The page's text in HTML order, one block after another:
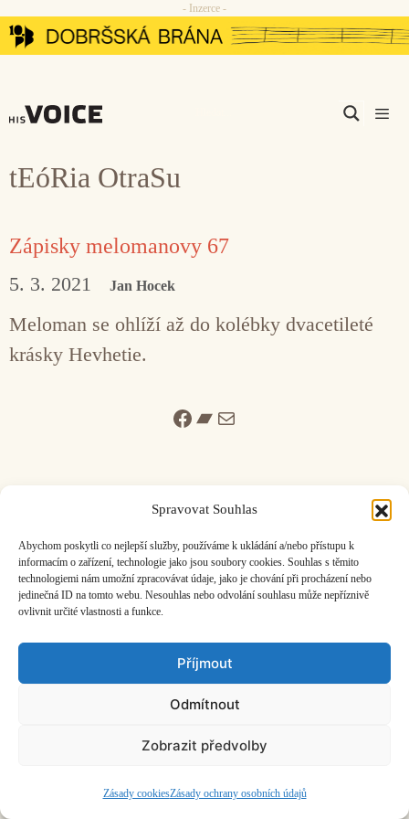
Spravovat Souhlas
Abychom poskytli co nejlepší služby, používáme k ukládání a/nebo přístupu k
informacím o zařízení, technologie jako jsou soubory cookies. Souhlas s těmito
technologiemi nám umožní zpracovávat údaje, jako je chování při procházení nebo
jedinečná ID na tomto webu. Nesouhlas nebo odvolání souhlasu může nepříznivě
ovlivnit určité vlastnosti a funkce.
Příjmout
Odmítnout
Zobrazit předvolby
Zásady cookiesZásady ochrany osobních údajů
Přeskočit
na
- Inzerce -
tEóRia OtraSu
Zápisky melomanovy 67
5. 3. 2021 Jan Hocek
Meloman se ohlíží až do kolébky dvacetileté
krásky Hevhetie.
Facebook
Bandcamp
Mail
ČASOPIS O JINÉ HUDBĚ | vydáváHudební informační středisko
založeno 2001 | Kontaktujte nás:info@hisvoice.cz
©2026 HISvoice – design a adminAtelier Dokument